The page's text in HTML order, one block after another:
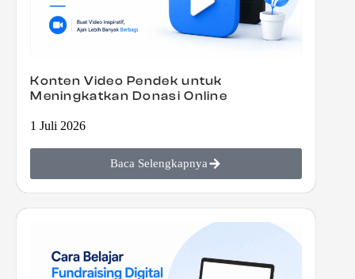
Konten Video Pendek untuk
Meningkatkan Donasi Online
1 Juli 2026
Baca Selengkapnya